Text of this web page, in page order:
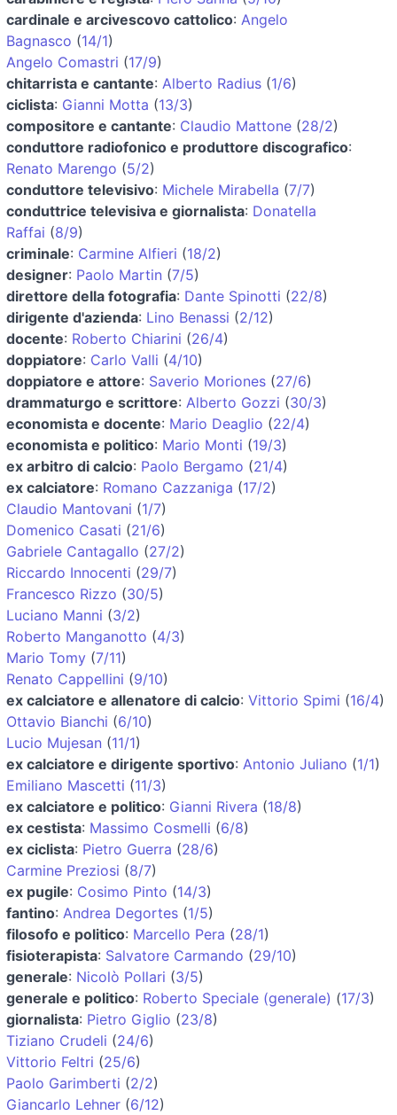
cardinale e arcivescovo cattolico: Angelo
Bagnasco (14/1)
Angelo Comastri (17/9)
chitarrista e cantante: Alberto Radius (1/6)
ciclista: Gianni Motta (13/3)
compositore e cantante: Claudio Mattone (28/2)
conduttore radiofonico e produttore discografico:
Renato Marengo (5/2)
conduttore televisivo: Michele Mirabella (7/7)
conduttrice televisiva e giornalista: Donatella
Raffai (8/9)
criminale: Carmine Alfieri (18/2)
designer: Paolo Martin (7/5)
direttore della fotografia: Dante Spinotti (22/8)
dirigente d'azienda: Lino Benassi (2/12)
docente: Roberto Chiarini (26/4)
doppiatore: Carlo Valli (4/10)
doppiatore e attore: Saverio Moriones (27/6)
drammaturgo e scrittore: Alberto Gozzi (30/3)
economista e docente: Mario Deaglio (22/4)
economista e politico: Mario Monti (19/3)
ex arbitro di calcio: Paolo Bergamo (21/4)
ex calciatore: Romano Cazzaniga (17/2)
Claudio Mantovani (1/7)
Domenico Casati (21/6)
Gabriele Cantagallo (27/2)
Riccardo Innocenti (29/7)
Francesco Rizzo (30/5)
Luciano Manni (3/2)
Roberto Manganotto (4/3)
Mario Tomy (7/11)
Renato Cappellini (9/10)
ex calciatore e allenatore di calcio: Vittorio Spimi (16/4)
Ottavio Bianchi (6/10)
Lucio Mujesan (11/1)
ex calciatore e dirigente sportivo: Antonio Juliano (1/1)
Emiliano Mascetti (11/3)
ex calciatore e politico: Gianni Rivera (18/8)
ex cestista: Massimo Cosmelli (6/8)
ex ciclista: Pietro Guerra (28/6)
Carmine Preziosi (8/7)
ex pugile: Cosimo Pinto (14/3)
fantino: Andrea Degortes (1/5)
filosofo e politico: Marcello Pera (28/1)
fisioterapista: Salvatore Carmando (29/10)
generale: Nicolò Pollari (3/5)
generale e politico: Roberto Speciale (generale) (17/3)
giornalista: Pietro Giglio (23/8)
Tiziano Crudeli (24/6)
Vittorio Feltri (25/6)
Paolo Garimberti (2/2)
Giancarlo Lehner (6/12)